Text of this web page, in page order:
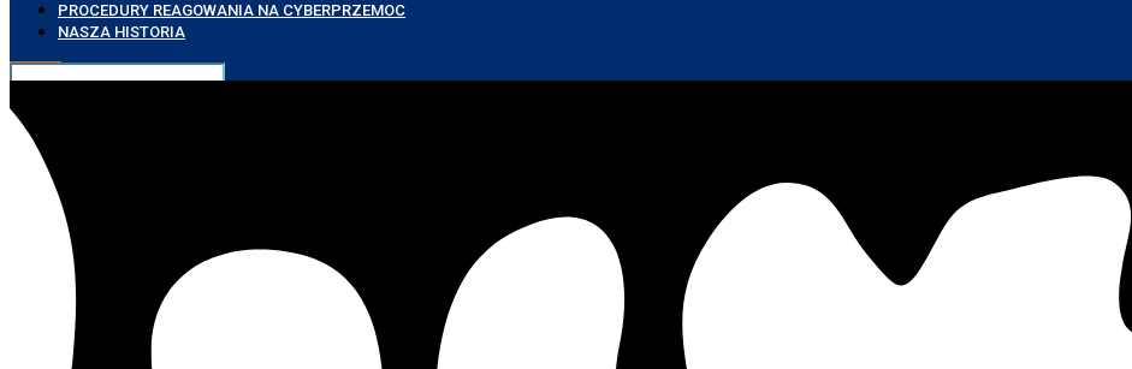
PROCEDURY REAGOWANIA NA CYBERPRZEMOC
NASZA HISTORIA